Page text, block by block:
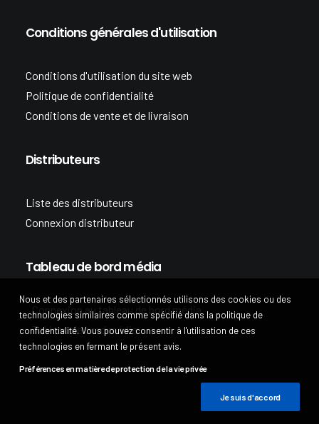
Conditions générales d'utilisation
Conditions d'utilisation du site web
Politique de confidentialité
Conditions de vente et de livraison
Distributeurs
Liste des distributeurs
Connexion distributeur
Tableau de bord média
Connexion au tableau de bord média
Tableau de bord média
Nous et des partenaires sélectionnés utilisons des cookies ou des
technologies similaires comme spécifié dans la politique de
confidentialité. Vous pouvez consentir à l'utilisation de ces
technologies en fermant le présent avis.
Préférences en matière de protection de la vie privée
Je suis d'accord